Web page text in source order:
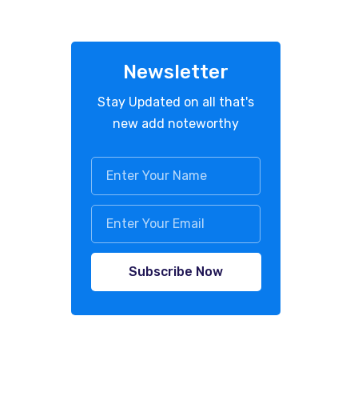
Newsletter
Stay Updated on all that's
new add noteworthy
Subscribe Now